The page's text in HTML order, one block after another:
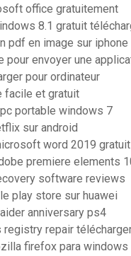
office gratuitement
8.1 gratuit
pdf en image sur iphone
pour envoyer une
pour ordinateur
facile et gratuit
portable windows 7
sur android
word 2019
premiere elements
software reviews
play store sur huawei
anniversary ps4
registry repair
firefox para